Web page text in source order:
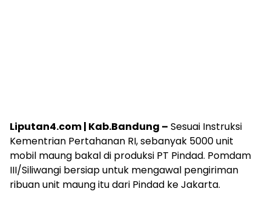
Liputan4.com | Kab.Bandung – Sesuai Instruksi
Kementrian Pertahanan RI, sebanyak 5000 unit
mobil maung bakal di produksi PT Pindad. Pomdam
III/Siliwangi bersiap untuk mengawal pengiriman
ribuan unit maung itu dari Pindad ke Jakarta.